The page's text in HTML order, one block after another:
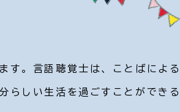
す。言語聴覚士は、ことばによる
らしい生活を過ごすことができる